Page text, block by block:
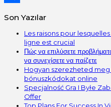
Son Yazılar
Les raisons pour
ligne est crucial
Πώς να επιλύσετε
να συνεχίσετε να παίζετε
Hogyan szerezheted
bónuszkódokat online
Specjalność Gra I Byłe
Offer